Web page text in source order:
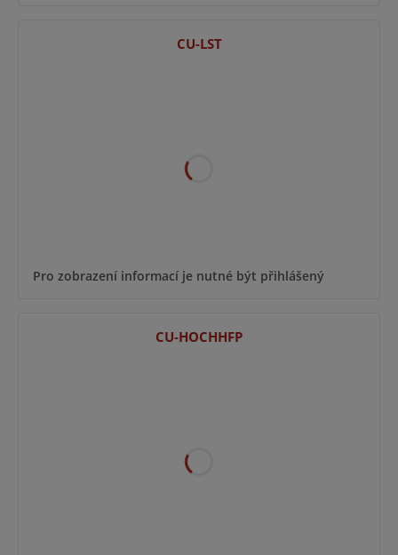
CU-LST
Pro zobrazení informací je nutné být přihlášený
CU-HOCHHFP